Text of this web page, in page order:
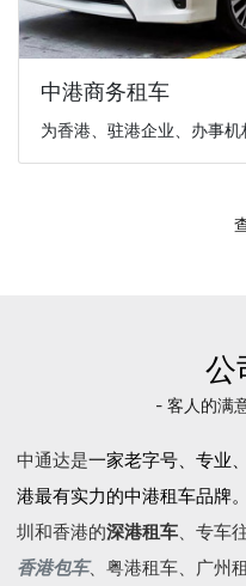
中港商务租车
为香港、驻港企业、办事机
公
- 客人的满
中通达是一家老字号、专业
港最有实力的中港租车品牌。
圳和香港的深港租车、专车
香港包车、 粤港租车、广州